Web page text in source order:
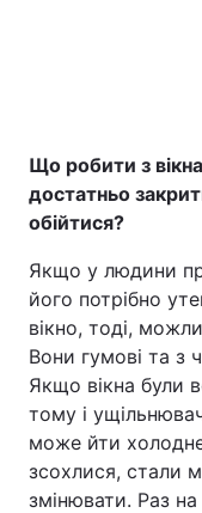
Що робити з
достатньо
обійтися?
Якщо у людини
його потрібно
вікно, тоді,
Вони гумові та з
Якщо вікна були
тому і
може йти
зсохлися, стали
змінювати. Раз